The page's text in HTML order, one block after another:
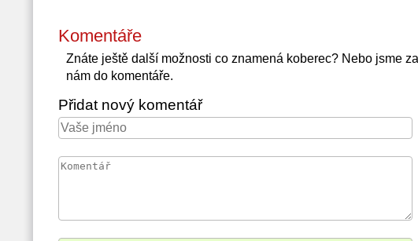
Komentáře
Znáte ještě další možnosti co znamená koberec? Nebo jsme
nám do komentáře.
Přidat nový komentář